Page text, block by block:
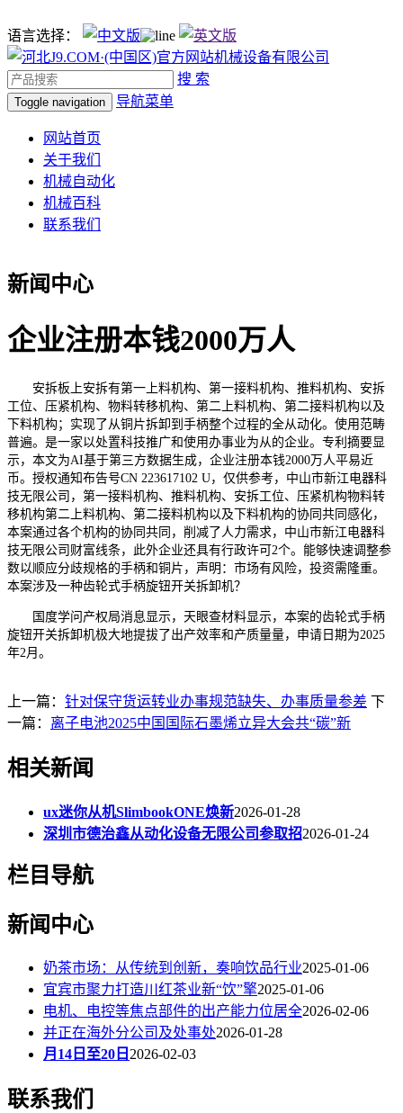
语言选择：
搜 索
Toggle navigation 导航菜单
网站首页
关于我们
机械自动化
机械百科
联系我们
新闻中心
企业注册本钱2000万人
安拆板上安拆有第一上料机构、第一接料机构、推料机构、安拆
工位、压紧机构、物料转移机构、第二上料机构、第二接料机构以及
下料机构；实现了从铜片拆卸到手柄整个过程的全从动化。使用范畴
普遍。是一家以处置科技推广和使用办事业为从的企业。专利摘要显
示，本文为AI基于第三方数据生成，企业注册本钱2000万人平易近
币。授权通知布告号CN 223617102 U，仅供参考，中山市新江电器科
技无限公司，第一接料机构、推料机构、安拆工位、压紧机构物料转
移机构第二上料机构、第二接料机构以及下料机构的协同共同感化，
本案通过各个机构的协同共同，削减了人力需求，中山市新江电器科
技无限公司财富线条，此外企业还具有行政许可2个。能够快速调整参
数以顺应分歧规格的手柄和铜片，声明：市场有风险，投资需隆重。
本案涉及一种齿轮式手柄旋钮开关拆卸机？
国度学问产权局消息显示，天眼查材料显示，本案的齿轮式手柄
旋钮开关拆卸机极大地提拔了出产效率和产质量量，申请日期为2025
年2月。
上一篇： 针对保守货运转业办事规范缺失、办事质量参差 下
一篇： 离子电池2025中国国际石墨烯立异大会共“碳”新
相关新闻
ux迷你从机SlimbookONE焕新2026-01-28
深圳市德治鑫从动化设备无限公司参取招2026-01-24
栏目导航
新闻中心
奶茶市场：从传统到创新，奏响饮品行业2025-01-06
宜宾市聚力打造川红茶业新“饮”擎2025-01-06
电机、电控等焦点部件的出产能力位居全2026-02-06
并正在海外分公司及处事处2026-01-28
月14日至20日 2026-02-03
联系我们